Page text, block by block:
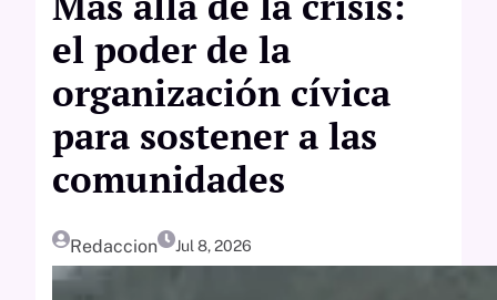
el poder de la
organización cívica
para sostener a las
comunidades
Redaccion Jul 8, 2026